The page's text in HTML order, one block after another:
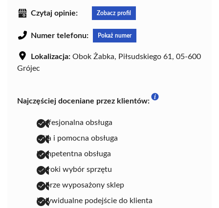
Czytaj opinie: Zobacz profil
Numer telefonu: Pokaż numer
Lokalizacja: Obok Żabka, Piłsudskiego 61, 05-600
Grójec
Najczęściej doceniane przez klientów:
profesjonalna obsługa
miła i pomocna obsługa
kompetentna obsługa
szeroki wybór sprzętu
dobrze wyposażony sklep
indywidualne podejście do klienta